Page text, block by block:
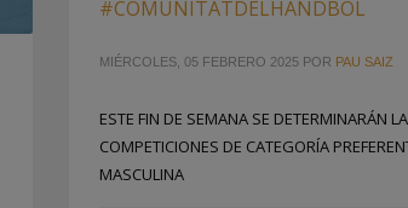
#COMUNITATDELHANDBOL
MIÉRCOLES, 05 FEBRERO 2025 POR PAU SAIZ
ESTE FIN DE SEMANA SE DETERMINARÁN
COMPETICIONES DE CATEGORÍA
MASCULINA